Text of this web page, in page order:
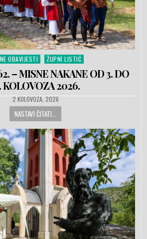
in
OBAVIJESTI ŽUPNI LISTIĆ
– MISNE NAKANE OD 3. DO
KOLOVOZA 2026.
PUBLISHED DATE:
2 KOLOVOZA, 2026
NASTAVI ČITATI...